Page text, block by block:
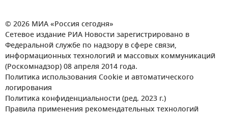
© 2026 МИА «Россия сегодня»
Сетевое издание РИА Новости зарегистрировано в
Федеральной службе по надзору в сфере связи,
информационных технологий и массовых коммуникаций
(Роскомнадзор) 08 апреля 2014 года.
Политика использования Cookie и автоматического
логирования
Политика конфиденциальности (ред. 2023 г.)
Правила применения рекомендательных технологий